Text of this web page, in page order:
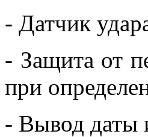
- Датчик
- Защита от
при
- Вывод даты